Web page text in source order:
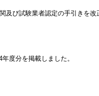
及び試験業者認定の手引きを
度分を掲載しました。